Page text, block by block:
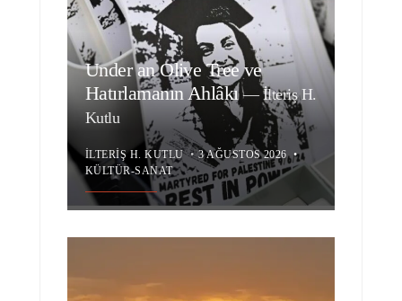
Under an Olive Tree ve
Hatırlamanın Ahlâkı—İlteriş H.
Kutlu
İLTERIŞ H. KUTLU • 3 AĞUSTOS 2026 •
KÜLTÜR-SANAT